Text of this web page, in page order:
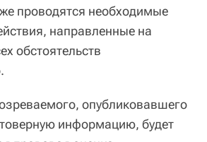
проводятся необходимые
направленные на
обстоятельств
опубликовавшего
информацию, будет